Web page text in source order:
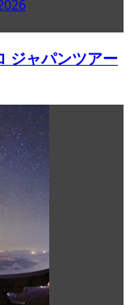
ジャパンツアー